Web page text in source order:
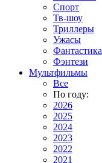
Спорт
Тв-шоу
Триллеры
Ужасы
Фантастика
Фэнтези
Мультфильмы
Все
По году:
2026
2025
2024
2023
2022
2021